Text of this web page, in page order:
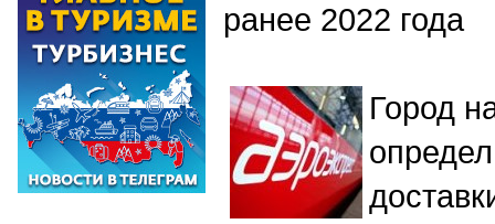
ранее 2022 года
Город